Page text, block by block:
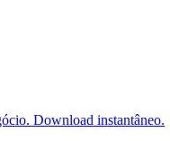
Download instantâneo.